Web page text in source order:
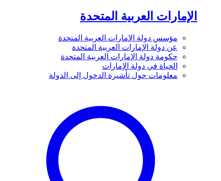
الإمارات العربية المتحدة
مؤسس دولة الإمارات العربية المتحدة
عن دولة الإمارات العربية المتحدة
حكومة دولة الإمارات العربية المتحدة
الحياة في دولة الإمارات
معلومات حول تأشيرة الدخول إلى الدولة